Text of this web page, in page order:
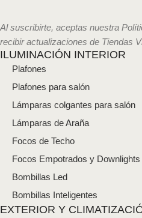
l
c
t
ó
n
i
o
Al suscribirte, aceptas nuestra
recibir actualizaciones de Tiendas
ILUMINACIÓN INTERIOR
Plafones
Plafones para salón
Lámparas colgantes para salón
Lámparas de Araña
Focos de Techo
Focos Empotrados y Downlights
Bombillas Led
Bombillas Inteligentes
EXTERIOR Y